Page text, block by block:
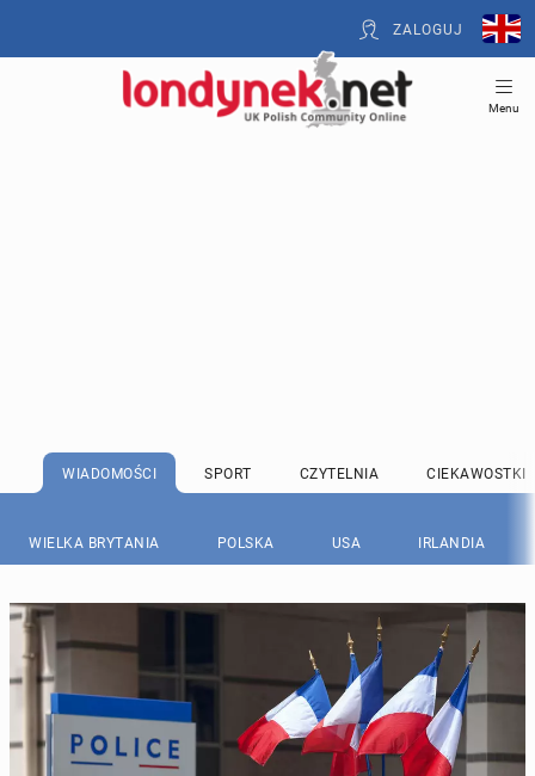
ZALOGUJ
Menu
WIADOMOŚCI SPORT CZYTELNIA CIEKAWOSTKI
WIELKA BRYTANIA POLSKA USA IRLANDIA